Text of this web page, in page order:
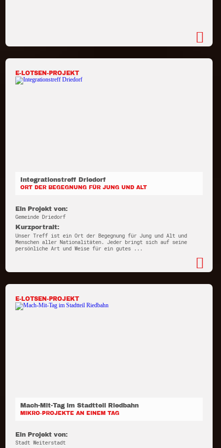
E-LOTSEN-PROJEKT
Integrationstreff Driedorf
ORT DER BEGEGNUNG FÜR JUNG UND ALT
Ein Projekt von:
Gemeinde Driedorf
Kurzportrait:
Unser Treff ist ein Ort der Begegnung für Jung und Alt und
Menschen aller Nationalitäten. Jeder bringt sich auf seine
persönliche Art und Weise für ein gutes ...
E-LOTSEN-PROJEKT
Mach-Mit-Tag im Stadtteil Riedbahn
MIKRO-PROJEKTE AN EINEM TAG
Ein Projekt von:
Stadt Weiterstadt